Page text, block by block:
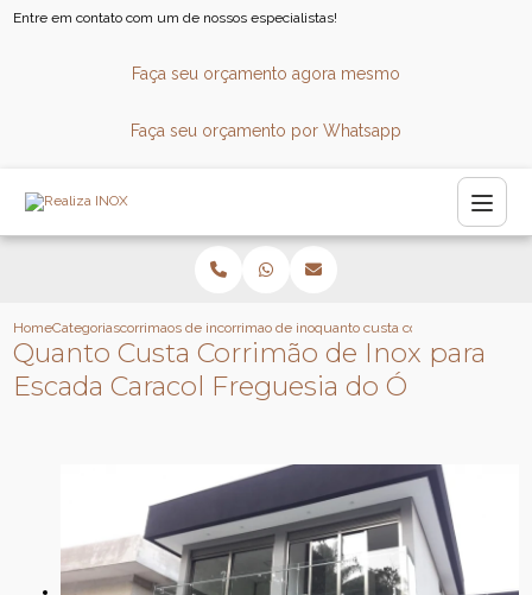
Entre em contato com um de nossos especialistas!
Faça seu orçamento agora mesmo
Faça seu orçamento por Whatsapp
HomeCategoriascorrimaos de inoxcorrimao de inox para escada caracol
quanto custa corrimao de inox
Quanto Custa Corrimão de Inox para
Escada Caracol Freguesia do Ó